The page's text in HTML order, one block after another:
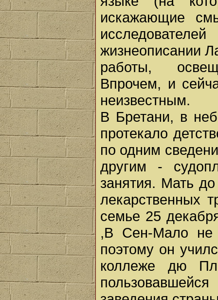
искажающие
жизнеописании
работы,
Впрочем, и
неизвестным.
В Бретани, в
протекало
по одним
другим -
занятия. Мать
лекарственных
семье 25
,В Сен-Мало не
поэтому он
коллеже дю